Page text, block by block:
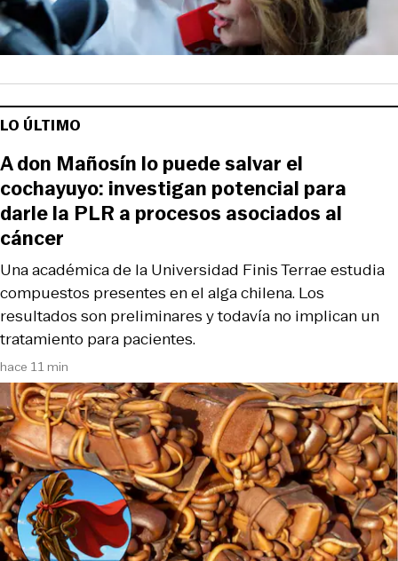
LO ÚLTIMO
hace 11 min
Una académica de la Universidad Finis Terrae estudia
compuestos presentes en el alga chilena. Los
resultados son preliminares y todavía no implican un
tratamiento para pacientes.
A don Mañosín lo puede salvar el
cochayuyo: investigan potencial para
darle la PLR a procesos asociados al
cáncer